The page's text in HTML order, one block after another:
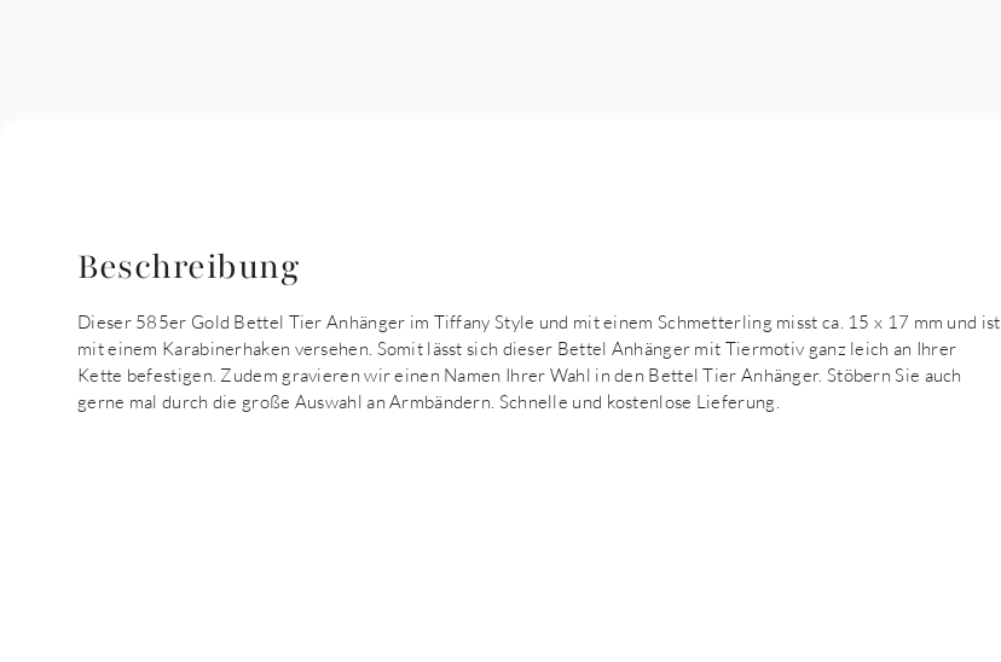
Beschreibung
Dieser 585er Gold Bettel Tier Anhänger im Tiffany Style und mit einem Schmetterling misst ca. 15 x 17 mm und ist
mit einem Karabinerhaken versehen. Somit lässt sich dieser Bettel Anhänger mit Tiermotiv ganz leich an Ihrer
Kette befestigen. Zudem gravieren wir einen Namen Ihrer Wahl in den Bettel Tier Anhänger. Stöbern Sie auch
gerne mal durch die große Auswahl an Armbändern. Schnelle und kostenlose Lieferung.